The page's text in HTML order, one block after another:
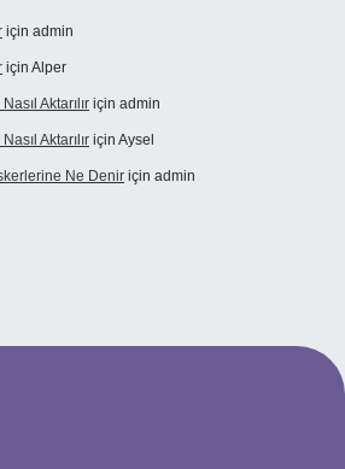
için admin
için Alper
Aktarılır için admin
Aktarılır için Aysel
Ne Denir için admin